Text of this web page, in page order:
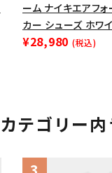
絞り込ん
ーム ナイキエアフ
カー シューズ ホワ
¥28,980 (税込)
カテゴリー